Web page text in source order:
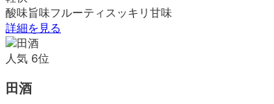
酸味旨味フルーティ スッキリ 甘味
詳細を見る
人気 6位
田酒